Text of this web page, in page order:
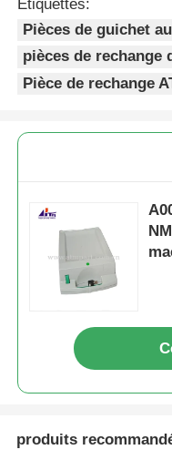
Étiquettes:
Pièces de guichet
pièces de rechange
Pièce de rechange
produits